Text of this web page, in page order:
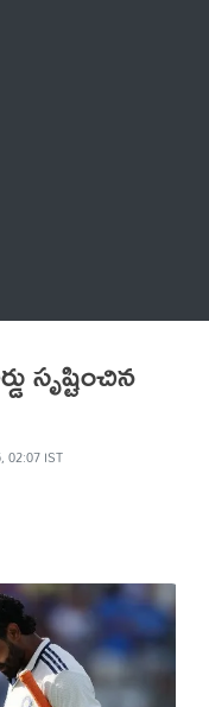
సృష్టించిన
02:07 IST